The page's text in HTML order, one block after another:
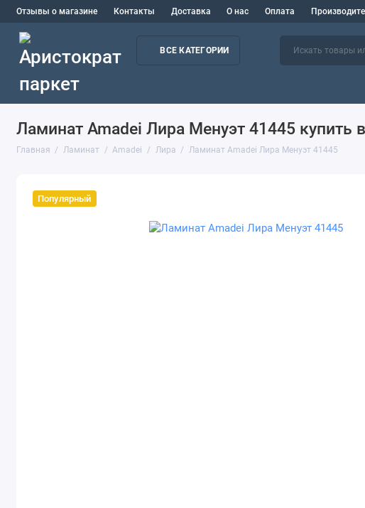
Отзывы о магазине Контакты Доставка О нас Оплата
ВСЕ КАТЕГОРИИ
Ламинат Amadei Лира Менуэт 41445 купить
Главная Ламинат Amadei Лира Ламинат Amadei Лира Менуэт 41445
Популярный